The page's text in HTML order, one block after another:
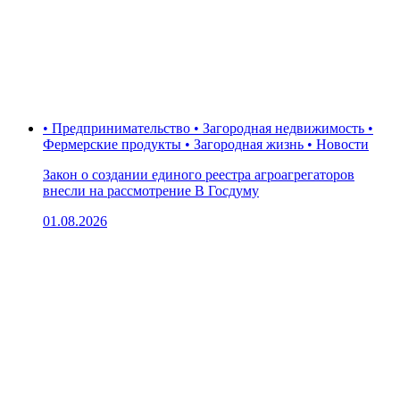
• Предпринимательство • Загородная недвижимость •
Фермерские продукты • Загородная жизнь • Новости
Закон о создании единого реестра агроагрегаторов
внесли на рассмотрение В Госдуму
01.08.2026